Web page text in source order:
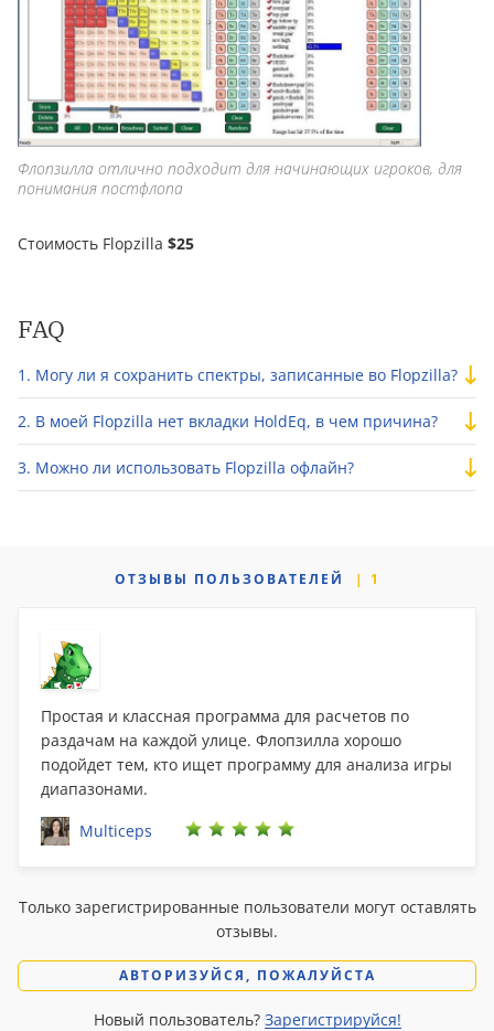
Флопзилла отлично подходит для начинающих игроков, для
понимания постфлопа
Стоимость Flopzilla $25
FAQ
Могу ли я сохранить спектры, записанные во Flopzilla?
В моей Flopzilla нет вкладки HoldEq, в чем причина?
Можно ли использовать Flopzilla офлайн?
ОТЗЫВЫ ПОЛЬЗОВАТЕЛЕЙ 1
Простая и классная программа для расчетов по
раздачам на каждой улице. Флопзилла хорошо
подойдет тем, кто ищет программу для анализа игры
диапазонами.
Multiceps
Только зарегистрированные пользователи могут оставлять
отзывы.
АВТОРИЗУЙСЯ, ПОЖАЛУЙСТА
Новый пользователь? Зарегистрируйся!